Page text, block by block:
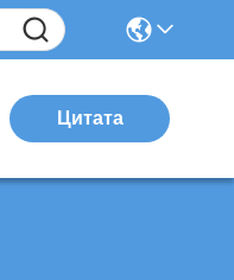
Цитата